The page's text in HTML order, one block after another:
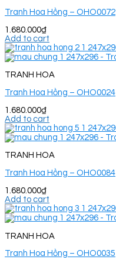
Tranh Hoa Hồng – OHO0072
1.680.000₫
Add to cart
TRANH HOA
Tranh Hoa Hồng – OHO0024
1.680.000₫
Add to cart
TRANH HOA
Tranh Hoa Hồng – OHO0084
1.680.000₫
Add to cart
TRANH HOA
Tranh Hoa Hồng – OHO0035